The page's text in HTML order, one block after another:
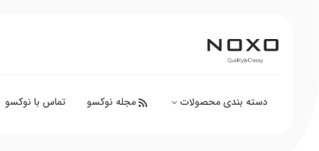
دسته بندی محصولات مجله نوکسو تماس با نوکسو